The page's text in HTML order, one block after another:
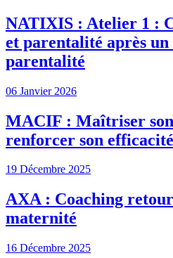
NATIXIS : Atelier 1 :
et parentalité après
parentalité
06 Janvier 2026
MACIF : Maîtriser
renforcer son
19 Décembre 2025
AXA : Coaching retour
maternité
16 Décembre 2025